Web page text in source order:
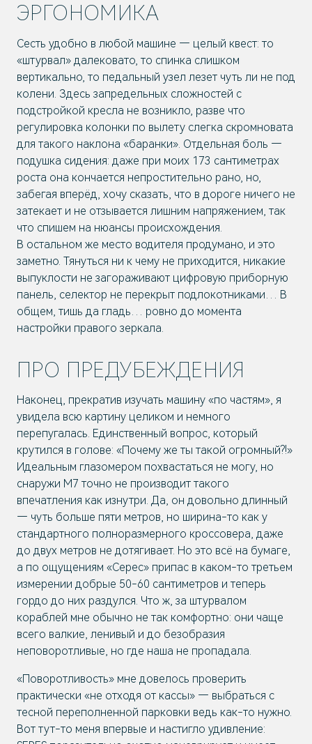
ЭРГОНОМИКА
Сесть удобно в любой машине — целый квест: то
«штурвал» далековато, то спинка слишком
вертикально, то педальный узел лезет чуть ли не под
колени. Здесь запредельных сложностей с
подстройкой кресла не возникло, разве что
регулировка колонки по вылету слегка скромновата
для такого наклона «баранки». Отдельная боль —
подушка сидения: даже при моих 173 сантиметрах
роста она кончается непростительно рано, но,
забегая вперёд, хочу сказать, что в дороге ничего не
затекает и не отзывается лишним напряжением, так
что спишем на нюансы происхождения.
В остальном же место водителя продумано, и это
заметно. Тянуться ни к чему не приходится, никакие
выпуклости не загораживают цифровую приборную
панель, селектор не перекрыт подлокотниками… В
общем, тишь да гладь… ровно до момента
настройки правого зеркала.
ПРО ПРЕДУБЕЖДЕНИЯ
Наконец, прекратив изучать машину «по частям», я
увидела всю картину целиком и немного
перепугалась. Единственный вопрос, который
крутился в голове: «Почему же ты такой огромный?!»
Идеальным глазомером похвастаться не могу, но
снаружи М7 точно не производит такого
впечатления как изнутри. Да, он довольно длинный
— чуть больше пяти метров, но ширина-то как у
стандартного полноразмерного кроссовера, даже
до двух метров не дотягивает. Но это всё на бумаге,
а по ощущениям «Серес» припас в каком-то третьем
измерении добрые 50-60 сантиметров и теперь
гордо до них раздулся. Что ж, за штурвалом
кораблей мне обычно не так комфортно: они чаще
всего валкие, ленивый и до безобразия
неповоротливые, но где наша не пропадала.
«Поворотливость» мне довелось проверить
практически «не отходя от кассы» — выбраться с
тесной переполненной парковки ведь как-то нужно.
Вот тут-то меня впервые и настигло удивление: